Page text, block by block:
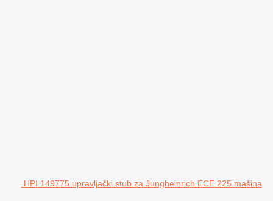
HPI 149775 upravljački stub za Jungheinrich ECE 225 mašina